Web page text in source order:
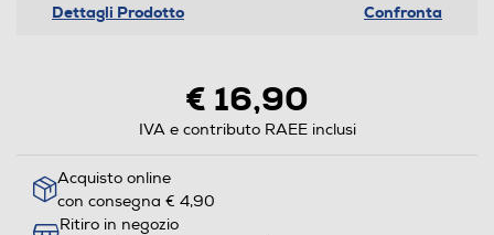
Dettagli Prodotto Confronta
€ 16,90
IVA e contributo RAEE inclusi
Acquisto online
con consegna € 4,90
Ritiro in negozio